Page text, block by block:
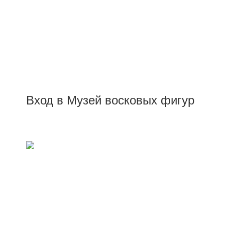
Вход в Музей восковых фигур